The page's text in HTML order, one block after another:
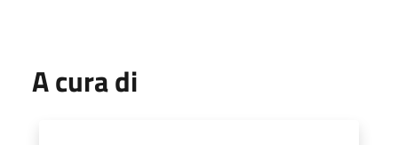
A cura di